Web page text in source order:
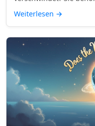
Weiterlesen →